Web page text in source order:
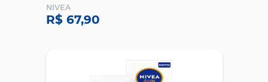
NIVEA
R$ 67,90